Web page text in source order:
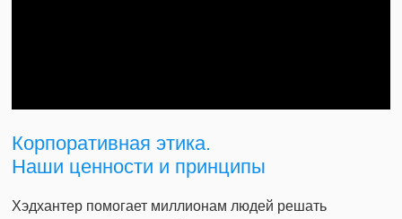
Корпоративная этика.
Наши ценности и принципы
Хэдхантер помогает миллионам людей решать